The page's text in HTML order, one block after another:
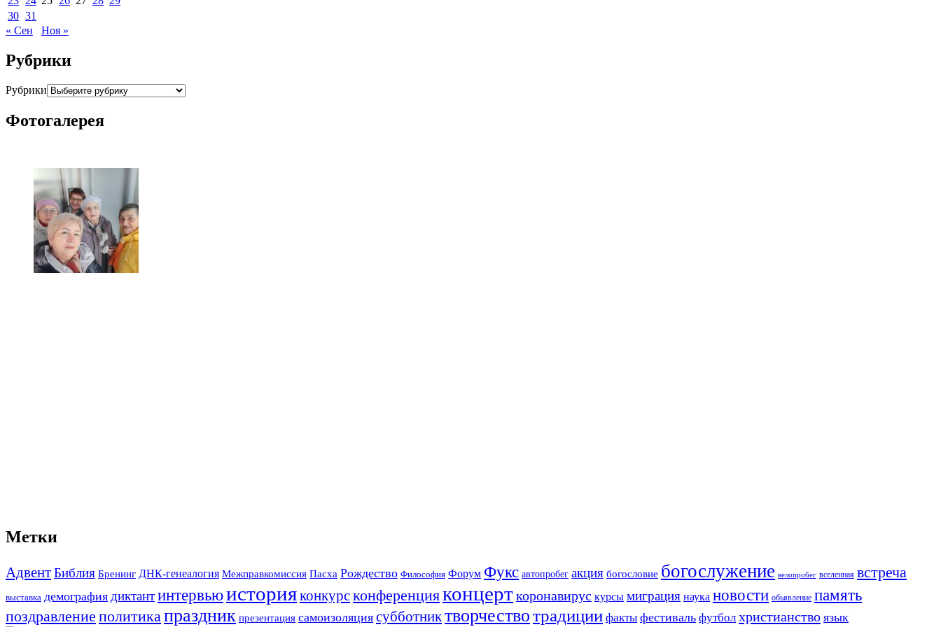
30 31
« Сен
Ноя »
Рубрики
Рубрики
Фотогалерея
Метки
АдвентБиблия Бренинг ДНК-генеалогия Межправкомиссия Пасха Рождество Философия Форум Фукс автопробег акция богословие богослужение велопробег вселенная встреча
выставка демография диктантинтервьюисторияконкурсконференцияконцерткоронавирус курсы миграция наука новости обьявление память
поздравление политикапраздник презентация самоизоляция субботниктворчествотрадиции факты фестиваль футбол христианство язык